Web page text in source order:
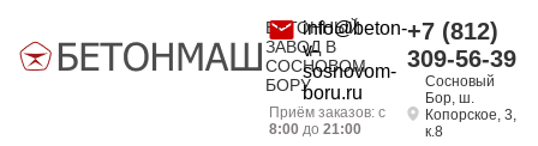
БЕТОННЫЙ
ЗАВОД В
СОСНОВОМ
БОРУ
info@beton-
v-
sosnovom-
boru.ru
Приём заказов: с
8:00до 21:00
+7 (812)
309-56-39
Сосновый
Бор, ш.
Копорское, 3,
к.8